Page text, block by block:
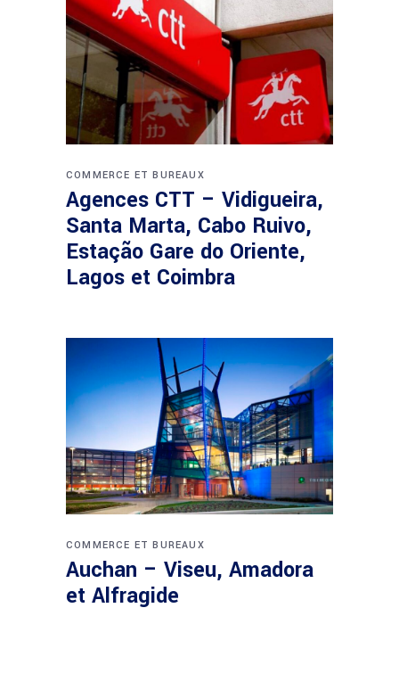
COMMERCE ET BUREAUX
Agences CTT – Vidigueira,
Santa Marta, Cabo Ruivo,
Estação Gare do Oriente,
Lagos et Coimbra
COMMERCE ET BUREAUX
Auchan – Viseu, Amadora
et Alfragide